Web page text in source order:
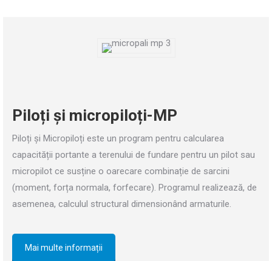
Piloți și micropiloți-MP
Piloți și Micropiloți este un program pentru calcularea
capacității portante a terenului de fundare pentru un pilot sau
micropilot ce susține o oarecare combinație de sarcini
(moment, forța normala, forfecare). Programul realizează, de
asemenea, calculul structural dimensionând armaturile.
Mai multe informații